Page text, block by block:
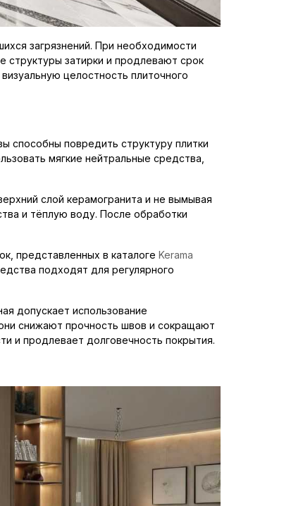
загрязнений. При необходимости
затирки и продлевают срок
целостность плиточного
способны повредить структуру плитки
мягкие нейтральные средства,
слой керамогранита и не вымывая
и тёплую воду. После обработки
представленных в каталоге Kerama
подходят для регулярного
допускает использование
снижают прочность швов и сокращают
и продлевает долговечность покрытия.